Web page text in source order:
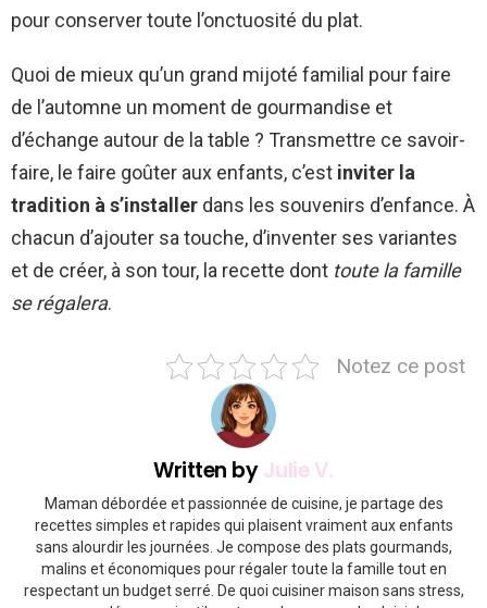
pour conserver toute l’onctuosité du plat.
Quoi de mieux qu’un grand mijoté familial pour faire
de l’automne un moment de gourmandise et
d’échange autour de la table ? Transmettre ce savoir-
faire, le faire goûter aux enfants, c’est inviter la
tradition à s’installer dans les souvenirs d’enfance. À
chacun d’ajouter sa touche, d’inventer ses variantes
et de créer, à son tour, la recette dont toute la famille
se régalera.
Notez ce post
Written byJulie V.
Maman débordée et passionnée de cuisine, je partage des
recettes simples et rapides qui plaisent vraiment aux enfants
sans alourdir les journées. Je compose des plats gourmands,
malins et économiques pour régaler toute la famille tout en
respectant un budget serré. De quoi cuisiner maison sans stress,